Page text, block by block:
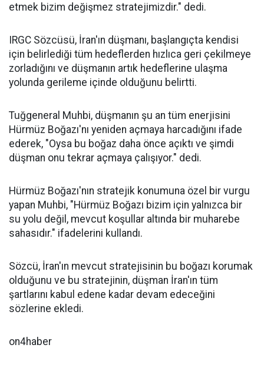
etmek bizim değişmez stratejimizdir." dedi.
IRGC Sözcüsü, İran'ın düşmanı, başlangıçta kendisi
için belirlediği tüm hedeflerden hızlıca geri çekilmeye
zorladığını ve düşmanın artık hedeflerine ulaşma
yolunda gerileme içinde olduğunu belirtti.
Tuğgeneral Muhbi, düşmanın şu an tüm enerjisini
Hürmüz Boğazı'nı yeniden açmaya harcadığını ifade
ederek, "Oysa bu boğaz daha önce açıktı ve şimdi
düşman onu tekrar açmaya çalışıyor." dedi.
Hürmüz Boğazı'nın stratejik konumuna özel bir vurgu
yapan Muhbi, "Hürmüz Boğazı bizim için yalnızca bir
su yolu değil, mevcut koşullar altında bir muharebe
sahasıdır." ifadelerini kullandı.
Sözcü, İran'ın mevcut stratejisinin bu boğazı korumak
olduğunu ve bu stratejinin, düşman İran'ın tüm
şartlarını kabul edene kadar devam edeceğini
sözlerine ekledi.
on4haber